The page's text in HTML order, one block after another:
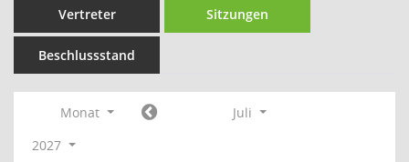
Vertreter Sitzungen
Beschlussstand
Monat
Juli
2027